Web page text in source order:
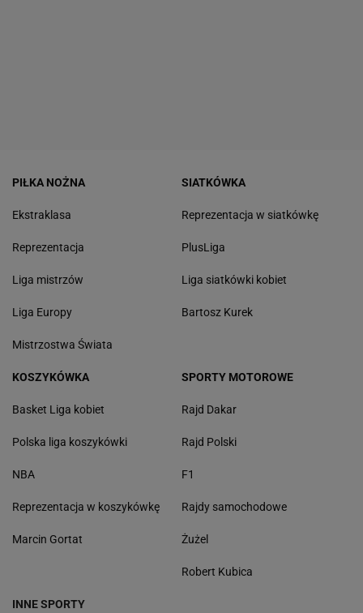
PIŁKA NOŻNA
Ekstraklasa
Reprezentacja
Liga mistrzów
Liga Europy
Mistrzostwa Świata
SIATKÓWKA
Reprezentacja w siatkówkę
PlusLiga
Liga siatkówki kobiet
Bartosz Kurek
KOSZYKÓWKA
Basket Liga kobiet
Polska liga koszykówki
NBA
Reprezentacja w koszykówkę
Marcin Gortat
SPORTY MOTOROWE
Rajd Dakar
Rajd Polski
F1
Rajdy samochodowe
Żużel
Robert Kubica
INNE SPORTY